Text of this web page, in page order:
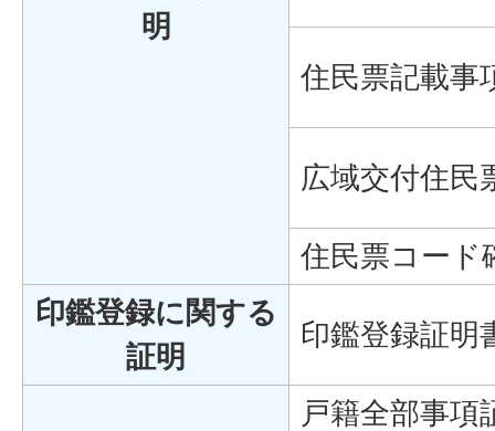
明
住民票記載事
広域交付住民
住民票コード
印鑑登録に関する
証明
印鑑登録証明
戸籍全部事項